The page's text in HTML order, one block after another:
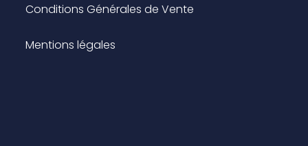
Conditions Générales de Vente
Mentions légales